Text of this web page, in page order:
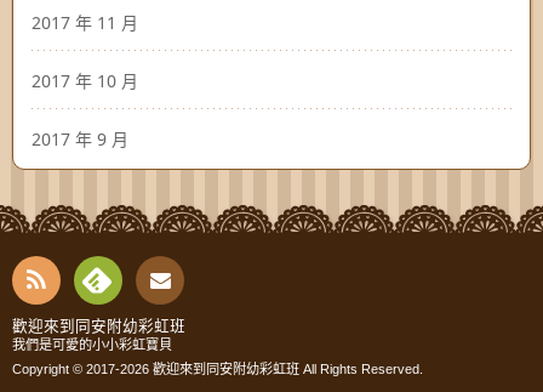
2017 年 11 月
2017 年 10 月
2017 年 9 月
RSS
Fee
dly
Cont
act
歡迎來到同安附幼彩虹班
我們是可愛的小小彩虹寶貝
Copyright © 2017-2026 歡迎來到同安附幼彩虹班 All Rights Reserved.